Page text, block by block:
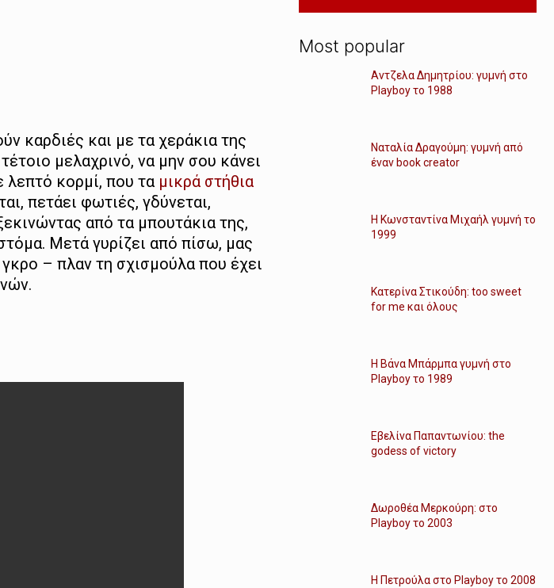
καρδιές και με τα χεράκια της
μελαχρινό, να μην σου κάνει
λεπτό κορμί, που τα μικρά στήθια
πετάει φωτιές, γδύνεται,
από τα μπουτάκια της,
Μετά γυρίζει από πίσω, μας
– πλαν τη σχισμούλα που έχει
Most popular
Αντζελα Δημητρίου: γυμνή στο
Playboy το 1988
Ναταλία Δραγούμη: γυμνή από
έναν book creator
Η Κωνσταντίνα Μιχαήλ γυμνή το
1999
Κατερίνα Στικούδη: too sweet
for me και όλους
Η Βάνα Μπάρμπα γυμνή στο
Playboy το 1989
Εβελίνα Παπαντωνίου: the
godess of victory
Δωροθέα Μερκούρη: στο
Playboy το 2003
Η Πετρούλα στο Playboy το 2008